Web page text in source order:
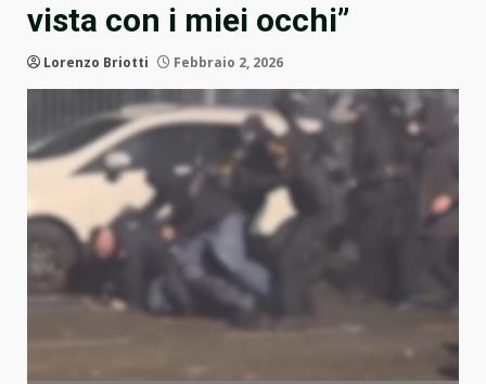
vista con i miei occhi”
Lorenzo Briotti Febbraio 2, 2026